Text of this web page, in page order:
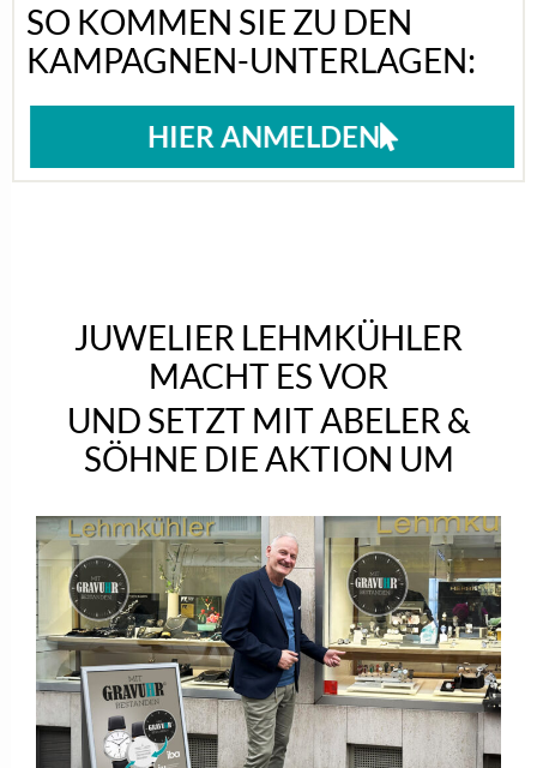
SO KOMMEN SIE ZU DEN
KAMPAGNEN-UNTERLAGEN:
HIER ANMELDEN
JUWELIER LEHMKÜHLER
MACHT ES VOR
UND SETZT MIT ABELER &
SÖHNE DIE AKTION UM